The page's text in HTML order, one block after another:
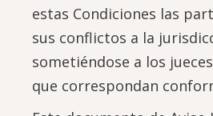
estas Condiciones las
sus conflictos a la
sometiéndose a los
que correspondan